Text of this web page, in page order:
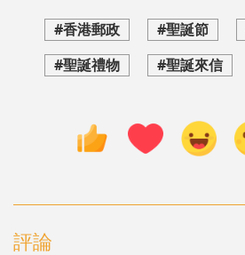
#香港郵政 #聖誕節
#聖誕禮物
#聖誕來信
評論